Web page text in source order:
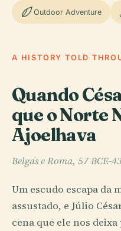
Outdoor Adventure
A HISTORY TOLD
Quando
que o Norte
Ajoelhava
Belgas e Roma, 57 BCE-
Um escudo escapa da
assustado, e Júlio
cena que ele nos